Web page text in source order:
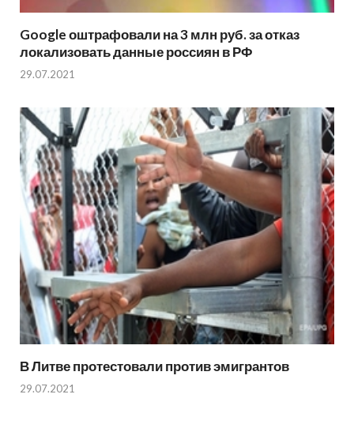
Google оштрафовали на 3 млн руб. за отказ
локализовать данные россиян в РФ
29.07.2021
В Литве протестовали против эмигрантов
29.07.2021